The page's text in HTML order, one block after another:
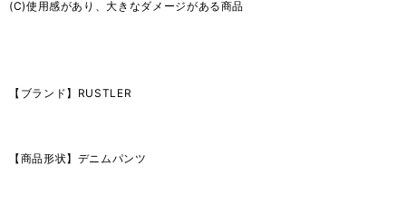
(C)使用感があり、大きなダメージがある商品
【ブランド】RUSTLER
【商品形状】デニムパンツ